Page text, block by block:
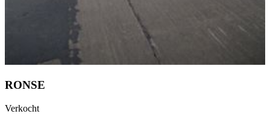
RONSE
Verkocht